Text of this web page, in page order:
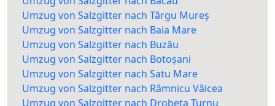
Umzug von Salzgitter nach Târgu Mureș
Umzug von Salzgitter nach Baia Mare
Umzug von Salzgitter nach Buzău
Umzug von Salzgitter nach Botoșani
Umzug von Salzgitter nach Satu Mare
Umzug von Salzgitter nach Râmnicu Vâlcea
Umzug von Salzgitter nach Drobeta Turnu